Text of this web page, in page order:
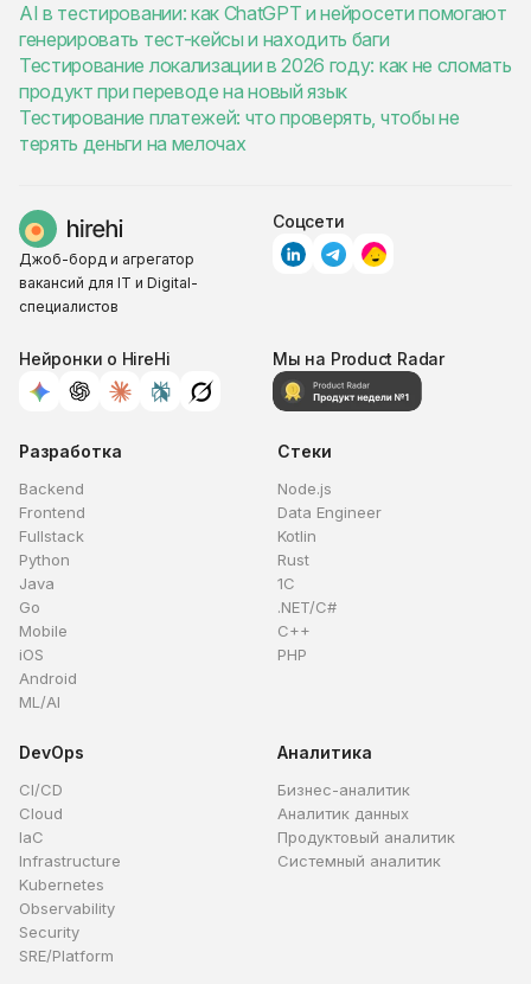
AI в тестировании: как ChatGPT и нейросети помогают
генерировать тест-кейсы и находить баги
Тестирование локализации в 2026 году: как не сломать
продукт при переводе на новый язык
Тестирование платежей: что проверять, чтобы не
терять деньги на мелочах
Джоб-борд и агрегатор
вакансий для IT и Digital-
специалистов
Соцсети
Нейронки о HireHi Мы на Product Radar
Разработка
Backend
Frontend
Fullstack
Python
Java
Go
Mobile
iOS
Android
ML/AI
Стеки
Node.js
Data Engineer
Kotlin
Rust
1C
.NET/C#
C++
PHP
DevOps
CI/CD
Cloud
IaC
Infrastructure
Kubernetes
Observability
Security
SRE/Platform
Аналитика
Бизнес-аналитик
Аналитик данных
Продуктовый аналитик
Системный аналитик